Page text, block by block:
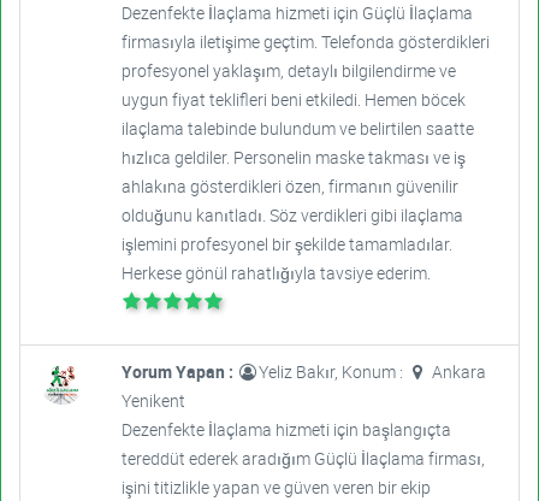
Dezenfekte İlaçlama hizmeti için Güçlü İlaçlama
firmasıyla iletişime geçtim. Telefonda gösterdikleri
profesyonel yaklaşım, detaylı bilgilendirme ve
uygun fiyat teklifleri beni etkiledi. Hemen böcek
ilaçlama talebinde bulundum ve belirtilen saatte
hızlıca geldiler. Personelin maske takması ve iş
ahlakına gösterdikleri özen, firmanın güvenilir
olduğunu kanıtladı. Söz verdikleri gibi ilaçlama
işlemini profesyonel bir şekilde tamamladılar.
Herkese gönül rahatlığıyla tavsiye ederim.
Yorum Yapan : Yeliz Bakır, Konum :
Ankara
Yenikent
Dezenfekte İlaçlama hizmeti için başlangıçta
tereddüt ederek aradığım Güçlü İlaçlama firması,
işini titizlikle yapan ve güven veren bir ekip